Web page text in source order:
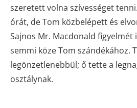
szeretett volna szívességet
órát, de Tom közbelépett és
Sajnos Mr. Macdonald figyelmét
semmi köze Tom szándékához.
legönzetlenebbül; ő tette a
osztálynak.